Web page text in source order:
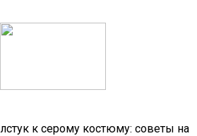
к серому костюму: советы на